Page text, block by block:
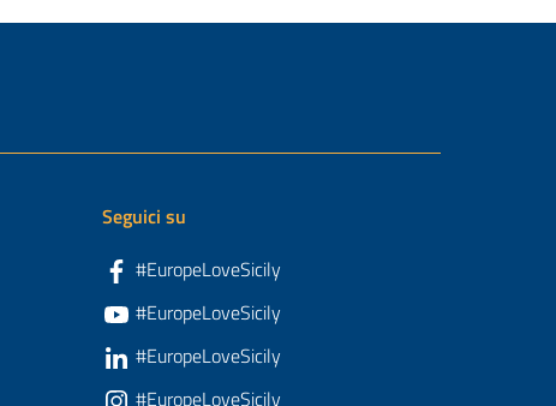
Seguici su
#EuropeLoveSicily
#EuropeLoveSicily
#EuropeLoveSicily
#EuropeLoveSicily